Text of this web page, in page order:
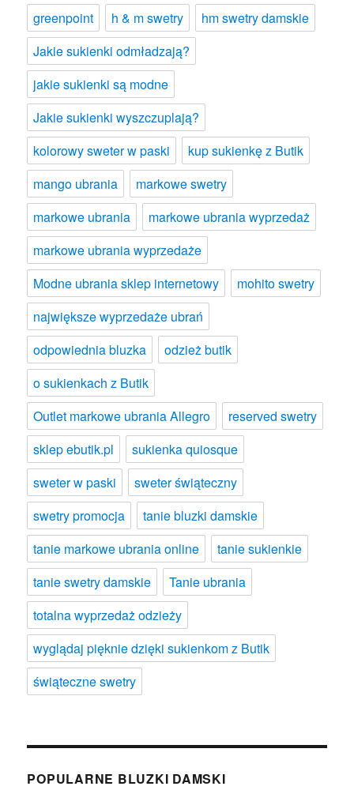
greenpoint
h & m swetry
hm swetry damskie
Jakie sukienki odmładzają?
jakie sukienki są modne
Jakie sukienki wyszczuplają?
kolorowy sweter w paski
kup sukienkę z Butik
mango ubrania
markowe swetry
markowe ubrania
markowe ubrania wyprzedaż
markowe ubrania wyprzedaże
Modne ubrania sklep internetowy
mohito swetry
największe wyprzedaże ubrań
odpowiednia bluzka
odzież butik
o sukienkach z Butik
Outlet markowe ubrania Allegro
reserved swetry
sklep ebutik.pl
sukienka quiosque
sweter w paski
sweter świąteczny
swetry promocja
tanie bluzki damskie
tanie markowe ubrania online
tanie sukienkie
tanie swetry damskie
Tanie ubrania
totalna wyprzedaż odzieży
wyglądaj pięknie dzięki sukienkom z Butik
świąteczne swetry
POPULARNE BLUZKI DAMSKI